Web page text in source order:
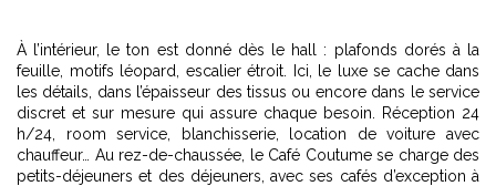
À l’intérieur, le ton est donné dès le hall : plafonds dorés à la
feuille, motifs léopard, escalier étroit. Ici, le luxe se cache dans
les détails, dans l’épaisseur des tissus ou encore dans le service
discret et sur mesure qui assure chaque besoin. Réception 24
h/24, room service, blanchisserie, location de voiture avec
chauffeur… Au rez-de-chaussée, le Café Coutume se charge des
petits-déjeuners et des déjeuners, avec ses cafés d’exception à